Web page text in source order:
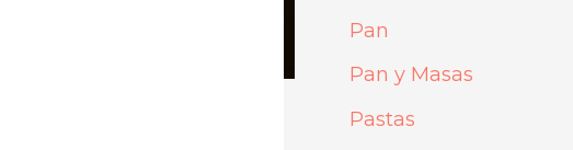
Pan
Pan y Masas
Pastas